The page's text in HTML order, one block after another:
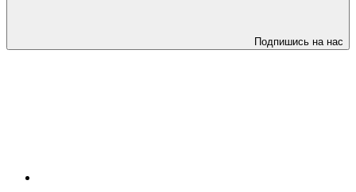
Подпишись на нас